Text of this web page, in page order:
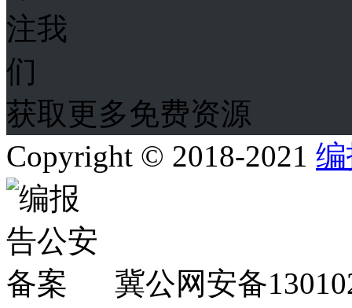
获取更多免费资源
Copyright © 2018-2021
冀公网安备